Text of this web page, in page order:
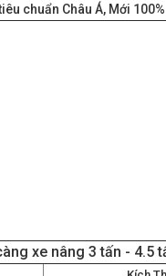
chuẩn Châu Á, Mới 100%
xe nâng 3 tấn - 4.5